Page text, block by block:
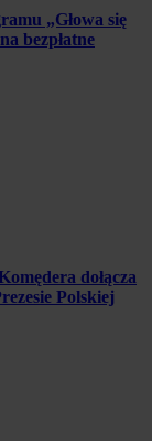
„Głowa się
bezpłatne
dołącza
Polskiej